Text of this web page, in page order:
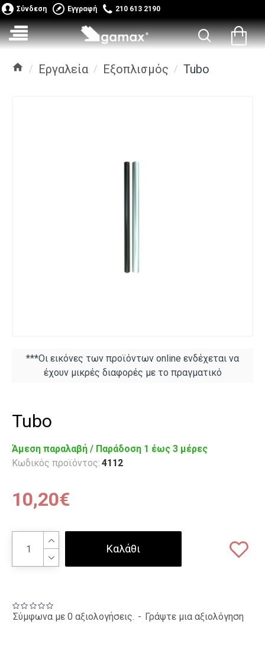
Σύνδεση Εγγραφή 210 613 2190
Εργαλεία Εξοπλισμός Tubo
***Οι εικόνες των προϊόντων online ενδέχεται να
έχουν μικρές διαφορές με το πραγματικό
Tubo
Άμεση παραλαβή / Παράδoση 1 έως 3 μέρες
Κωδικός προϊόντος: 4112
Σύμφωνα με 0 αξιολογήσεις. - Γράψτε μια αξιολόγηση
10,20€
Καλάθι